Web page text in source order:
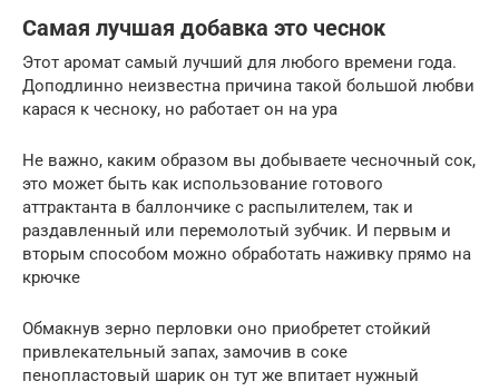
Самая лучшая добавка это чеснок
Этот аромат самый лучший для любого времени года.
Доподлинно неизвестна причина такой большой любви
карася к чесноку, но работает он на ура
Не важно, каким образом вы добываете чесночный сок,
это может быть как использование готового
аттрактанта в баллончике с распылителем, так и
раздавленный или перемолотый зубчик. И первым и
вторым способом можно обработать наживку прямо на
крючке
Обмакнув зерно перловки оно приобретет стойкий
привлекательный запах, замочив в соке
пенопластовый шарик он тут же впитает нужный